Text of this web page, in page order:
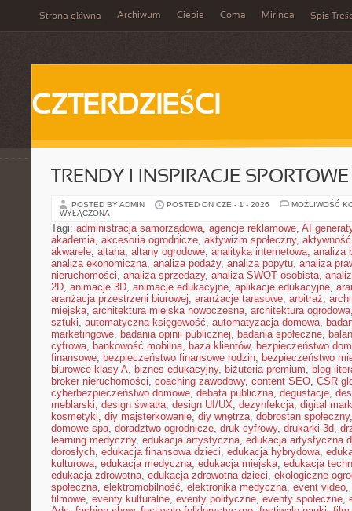
Strona główna Archiwum Ciebie Coma Mirinda Spis
CZTERDZIEŚCI
TRENDY I INSPIRACJE SPORTOWE
POSTED BY ADMIN POSTED ON CZE - 1 - 2026
MOŻLIWOŚĆ
WYŁĄCZONA
Tagi: administracja samorządowa, agencje reklamowe, AI
akademia, akcesoria ogrodnicze, aktywizm społeczny,
akwarele, altana, altany ogrodowe, analityka internetowa, analiza
analiza ekonomiczna, analiza podaży, analiza popytu, analiza
nieruchomości, analiza sprzedaży, analiza SWOT osobista,
2D, animacje 3D, animacje edukacyjne, aplikacje edukacyjne,
aranżacja przestrzeni biurowej, aranżacje tarasowe, arbitraż,
miejska, architektura miejska nowoczesna, architektura ogrodowa
sztuki, automatyczna księgowość, automatyzacja domowa,
marketingowe, badania opinii publicznej, badania społeczne,
cyfrowa, bankowość mobilna, baza klientów, bezpieczeństwo
finansowe, bezpieczeństwo finansowe rodzin, bezpieczeństwo
biurowce klasy A, biznes edukacyjny, biżuteria premium, blog
broker nieruchomości, coaching zawodowy, content SEO, CSR
cyberbezpieczeństwo domowe, debata publiczna, degustacje,
meblarski, design światła, design UI/UX, dezynfekcja, digital
kosmetyki, diy majsterkowanie, diy wnętrza, dobrostan społeczny
domowe spa, doradztwo ogrodnicze, druk cyfrowy, drukarki 3d,
learning medyczny, edukacja artystyczna, edukacja artystyczna
dorosłych, edukacja finansowa dzieci, edukacja hybrydowa,
kulturowa, edukacja medyczna, edukacja miejska, edukacja
edukacja zdrowotna, edukacja zdrowotna dzieci, ekologiczne
społeczna, elektromobilność, elektronika medyczna, event video,
filmowe, eventy kulturalne, eventy polityczne, eventy społeczne,